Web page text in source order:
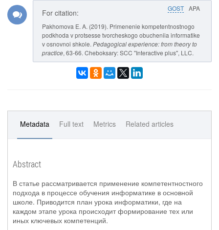
GOST APA
For citation:
Pakhomova E. A. (2019). Primenenie kompetentnostnogo
podkhoda v protsesse tvorcheskogo obucheniia informatike
v osnovnoi shkole. Pedagogical experience: from theory to
practice, 63-66. Cheboksary: SCC "Interactive plus", LLC.
Metadata Full text Metrics Related articles
Abstract
В статье рассматривается применение компетентностного
подхода в процессе обучения информатике в основной
школе. Приводится план урока информатики, где на
каждом этапе урока происходит формирование тех или
иных ключевых компетенций.